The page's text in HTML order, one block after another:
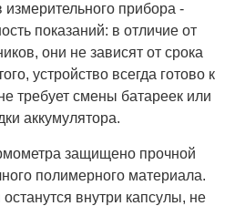
прибора -
показаний: в отличие от
они не зависят от срока
устройство всегда готово к
требует смены батареек или
аккумулятора.
защищено прочной
полимерного материала.
внутри капсулы, не